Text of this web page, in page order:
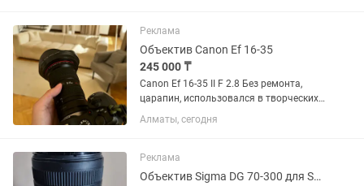
Реклама
Объектив Canon Ef 16-35
245 000 ₸
Canon Ef 16-35 II F 2.8 Без ремонта,
царапин, использовался в творческих
целях, в банкетах не был. Состояние
10/10. Торг минимальный. Продаю так
Алматы, сегодня
Реклама
Объектив Sigma DG 70-300 для Sony